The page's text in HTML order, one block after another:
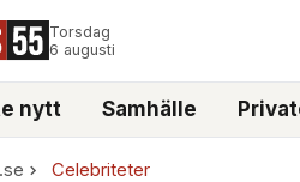
Torsdag
6 augusti
nytt Samhälle
Celebriteter